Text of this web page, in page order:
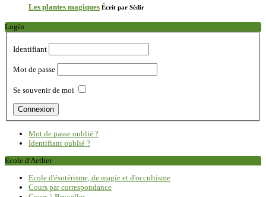
Les plantes magiques Écrit par Sédir
Login
Identifiant
Mot de passe
Se souvenir de moi
Mot de passe oublié ?
Identifiant oublié ?
Ecole d'Aether
Ecole d'ésotérisme, de magie et d'occultisme
Cours par correspondance